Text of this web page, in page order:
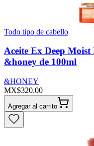
Todo tipo de cabello
Aceite Ex Deep
&honey de 100ml
&HONEY
MX$320.00
Agregar al carrito